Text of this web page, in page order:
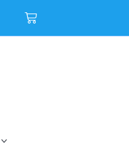
Cart